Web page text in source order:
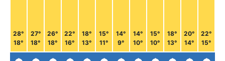
28°
18°
27°
18°
26°
18°
22°
16°
18°
13°
15°
11°
14°
9°
14°
10°
15°
10°
18°
13°
20°
14°
22°
15°